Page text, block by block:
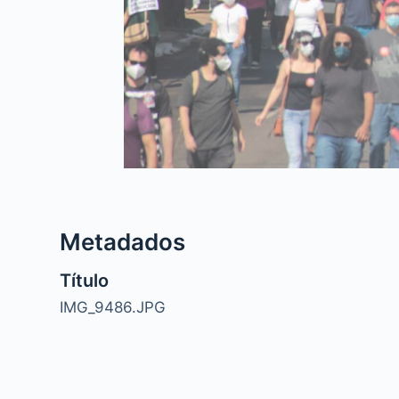
Metadados
Título
IMG_9486.JPG